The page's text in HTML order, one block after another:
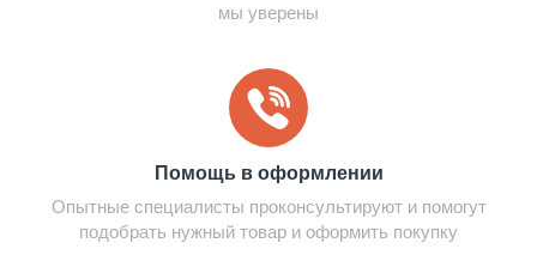
мы уверены
Помощь в оформлении
Опытные специалисты проконсультируют и помогут
подобрать нужный товар и оформить покупку